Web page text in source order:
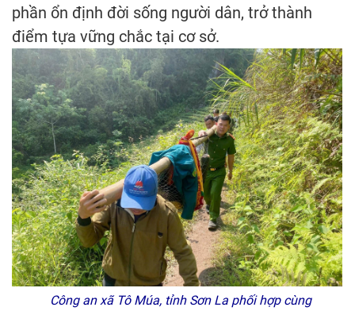
phần ổn định đời sống người dân, trở thành
điểm tựa vững chắc tại cơ sở.
Công an xã Tô Múa, tỉnh Sơn La phối hợp cùng